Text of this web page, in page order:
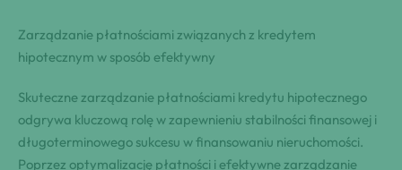
Zarządzanie płatnościami związanych z kredytem
hipotecznym w sposób efektywny
Skuteczne zarządzanie płatnościami kredytu hipotecznego
odgrywa kluczową rolę w zapewnieniu stabilności finansowej i
długoterminowego sukcesu w finansowaniu nieruchomości.
Poprzez optymalizację płatności i efektywne zarządzanie